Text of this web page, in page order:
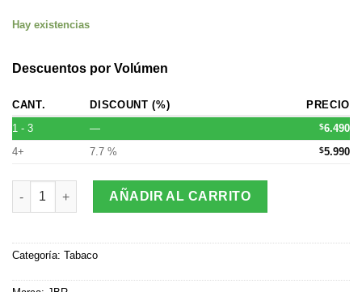
Hay existencias
Descuentos por Volúmen
CANT. DISCOUNT (%)
PRECIO
1 - 3
— $6.490
4+
7.7 % $5.990
Tabaco JBR Grape (Valor por mayor $5990 ) cantidad
AÑADIR AL CARRITO
Categoría: Tabaco